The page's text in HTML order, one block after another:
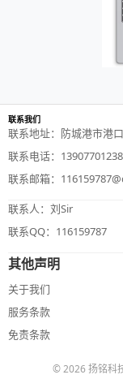
联系我们
联系地址：防城港市港
联系电话：13907701238
联系邮箱：
联系人：刘Sir
联系QQ：116159787
其他声明
关于我们
服务条款
免责条款
© 2026 扬铭科